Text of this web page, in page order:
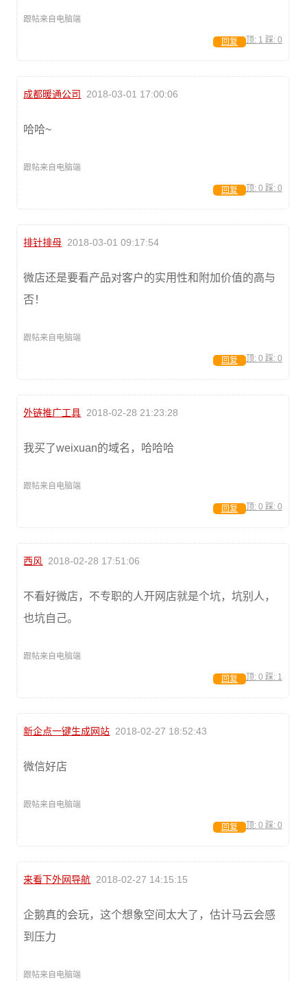
跟帖来自电脑端
顶: 1 踩: 0
回复
成都暖通公司 2018-03-01 17:00:06
哈哈~
跟帖来自电脑端
顶: 0 踩: 0
回复
排针排母 2018-03-01 09:17:54
微店还是要看产品对客户的实用性和附加价值的高与
否！
跟帖来自电脑端
顶: 0 踩: 0
回复
外链推广工具 2018-02-28 21:23:28
我买了weixuan的域名，哈哈哈
跟帖来自电脑端
顶: 0 踩: 0
回复
西风 2018-02-28 17:51:06
不看好微店，不专职的人开网店就是个坑，坑别人，
也坑自己。
跟帖来自电脑端
顶: 0 踩: 1
回复
新企点一键生成网站 2018-02-27 18:52:43
微信好店
跟帖来自电脑端
顶: 0 踩: 0
回复
来看下外网导航 2018-02-27 14:15:15
企鹅真的会玩，这个想象空间太大了，估计马云会感
到压力
跟帖来自电脑端